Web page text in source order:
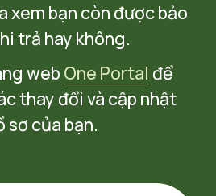
xem bạn còn được bảo
trả hay không.
web One Portal để
thay đổi và cập nhật
của bạn.